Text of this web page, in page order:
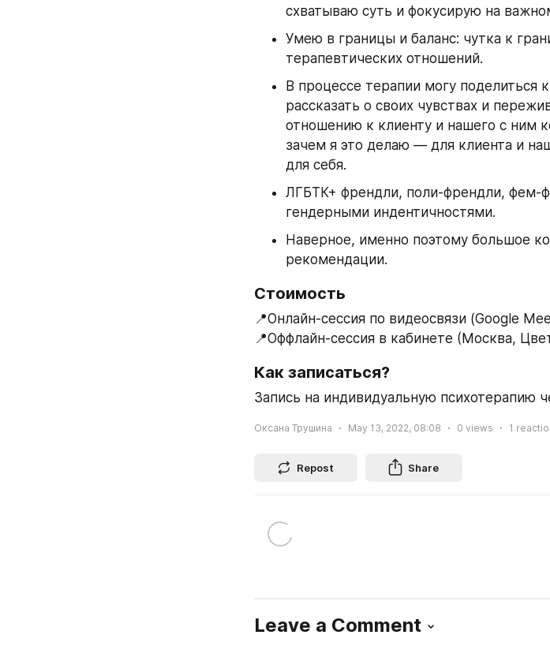
схватываю суть и фокусирую на
Умею в границы и баланс: чутка к
терапевтических отношений.
В процессе терапии могу поделиться
рассказать о своих чувствах и
отношению к клиенту и нашего с ним
зачем я это делаю — для клиента и
для себя.
ЛГБТК+ френдли, поли-френдли, фем-
гендерными индентичностями.
Наверное, именно поэтому большое
рекомендации.
Стоимость
📍Онлайн-сессия по видеосвязи (Google
📍Оффлайн-сессия в кабинете (Москва,
Как записаться?
Запись на индивидуальную психотерапию
Оксана Трушина May 13, 2022, 08:08 0 views 1
Repost Share
Leave a Comment